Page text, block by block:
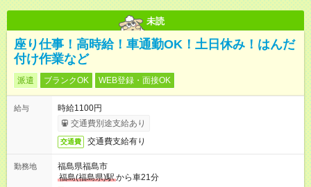
未読
座り仕事！高時給！車通勤OK！土日休み！はんだ
付け作業など
派遣 ブランクOK WEB登録・面接OK
給与
時給1100円
交通費別途支給あり
交通費 交通費支給有り
勤務地
福島県福島市
福島(福島県)駅から車21分